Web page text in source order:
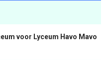
voor Lyceum Havo Mavo